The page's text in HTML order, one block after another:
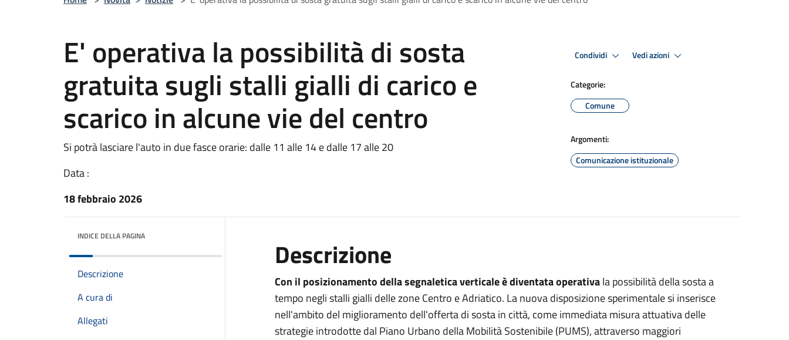
E' operativa la possibilità di sosta
gratuita sugli stalli gialli di carico e
scarico in alcune vie del centro
Si potrà lasciare l'auto in due fasce orarie: dalle 11 alle 14 e dalle 17 alle 20
Data :
18 febbraio 2026
Condividi Vedi azioni
Categorie:
Comune
Argomenti:
Comunicazione istituzionale
INDICE DELLA PAGINA
Descrizione
A cura di
Allegati
Descrizione
Con il posizionamento della segnaletica verticale è diventata operativala possibilità della sosta a
tempo negli stalli gialli delle zone Centro e Adriatico. La nuova disposizione sperimentale si inserisce
nell'ambito del miglioramento dell'offerta di sosta in città, come immediata misura attuativa delle
strategie introdotte dal Piano Urbano della Mobilità Sostenibile (PUMS), attraverso maggiori